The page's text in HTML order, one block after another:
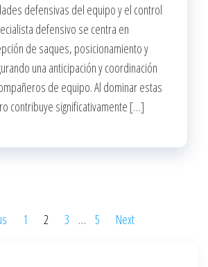
defensivas del equipo y el control
defensivo se centra en
de saques, posicionamiento y
una anticipación y coordinación
de equipo. Al dominar estas
contribuye significativamente […]
1 2 3 … 5 Next